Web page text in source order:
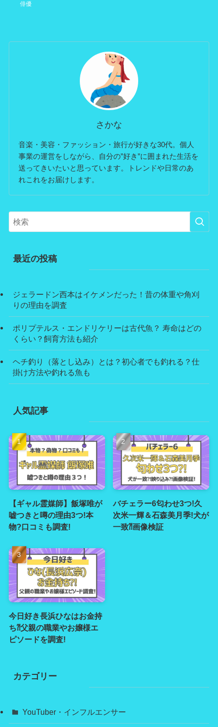
俳優
さかな
音楽・美容・ファッション・旅行が好きな30代。個人
事業の運営をしながら、自分の”好き”に囲まれた生活を
送ってきいたいと思っています。トレンドや日常のあ
れこれをお届けします。
最近の投稿
ジェラードン西本はイケメンだった！昔の体重や角刈
りの理由を調査
ポリプテルス・エンドリケリーは古代魚？ 寿命はどの
くらい？飼育方法も紹介
ヘチ釣り（落とし込み）とは？初心者でも釣れる？仕
掛け方法や釣れる魚も
人気記事
【ギャル霊媒師】飯塚唯が
嘘つきと噂の理由3つ!本
物?口コミも調査!
バチェラー6匂わせ3つ!久
次米一輝＆石森美月季!犬が
一致⁈画像検証
今日好き長浜ひなはお金持
ち⁈父親の職業やお嬢様エ
ピソードを調査!
カテゴリー
YouTuber・インフルエンサー